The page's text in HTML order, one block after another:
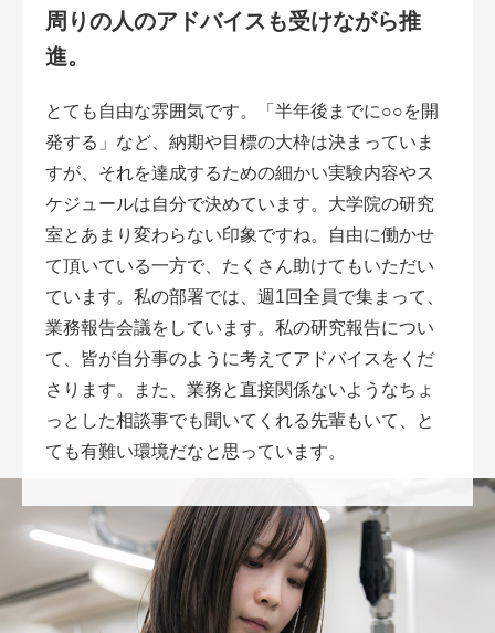
周りの人のアドバイスも受けながら推
進。
とても自由な雰囲気です。「半年後までに○○を開
発する」など、納期や目標の大枠は決まっていま
すが、それを達成するための細かい実験内容やス
ケジュールは自分で決めています。大学院の研究
室とあまり変わらない印象ですね。自由に働かせ
て頂いている一方で、たくさん助けてもいただい
ています。私の部署では、週1回全員で集まって、
業務報告会議をしています。私の研究報告につい
て、皆が自分事のように考えてアドバイスをくだ
さります。また、業務と直接関係ないようなちょ
っとした相談事でも聞いてくれる先輩もいて、と
ても有難い環境だなと思っています。